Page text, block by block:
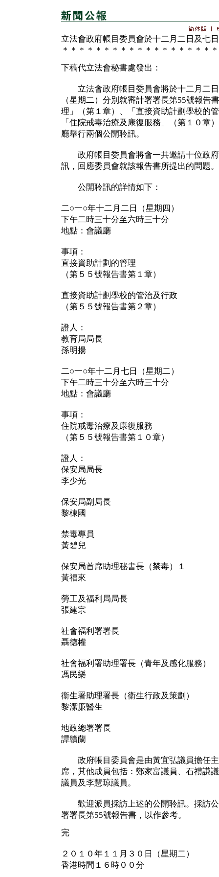
立法會政府帳目委員會於十二月二日及七
＊＊＊＊＊＊＊＊＊＊＊＊＊＊＊＊＊＊
下稿代立法會秘書處發出：
立法會政府帳目委員會將於十二月二日
（星期二）分別就審計署署長第55號報告
理」（第１章）、「直接資助計劃學校的
「住院戒毒治療及康復服務」（第１０章
廳舉行兩個公開聆訊。
政府帳目委員會將會一共邀請十位政府
訊，回應委員會就該報告書所提出的問題。
公開聆訊的詳情如下：
二○一○年十二月二日（星期四）
下午二時三十分至六時三十分
地點：會議廳
事項：
直接資助計劃的管理
（第５５號報告書第１章）
直接資助計劃學校的管治及行政
（第５５號報告書第２章）
證人：
教育局局長
孫明揚
二○一○年十二月七日（星期二）
下午二時三十分至六時三十分
地點：會議廳
事項：
住院戒毒治療及康復服務
（第５５號報告書第１０章）
證人：
保安局局長
李少光
保安局副局長
黎棟國
禁毒專員
黃碧兒
保安局首席助理秘書長（禁毒）１
黃福來
勞工及福利局局長
張建宗
社會福利署署長
聶德權
社會福利署助理署長（青年及感化服務）
馮民樂
衞生署助理署長（衞生行政及策劃）
黎潔廉醫生
地政總署署長
譚贛蘭
政府帳目委員會是由黃宜弘議員擔任主
席，其他成員包括：鄭家富議員、石禮謙
議員及李慧琼議員。
歡迎派員採訪上述的公開聆訊。採訪公
署署長第55號報告書，以作參考。
完
２０１０年１１月３０日（星期二）
香港時間１６時００分